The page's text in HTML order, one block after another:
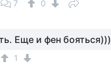
7 0
Еще и фен бояться)))
1